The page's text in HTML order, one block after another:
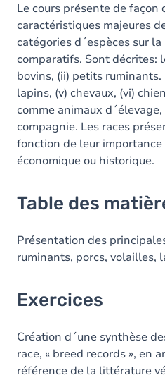
Le cours présente de façon
caractéristiques majeures
catégories d´espèces sur
comparatifs. Sont décrites:
bovins, (ii) petits
lapins, (v) chevaux, (vi)
comme animaux
compagnie. Les races
fonction de leur
économique ou historique.
Table des
Présentation des
ruminants, porcs, volailles,
Exercices
Création d´une synthèse
race, « breed records », en
référence de la littérature